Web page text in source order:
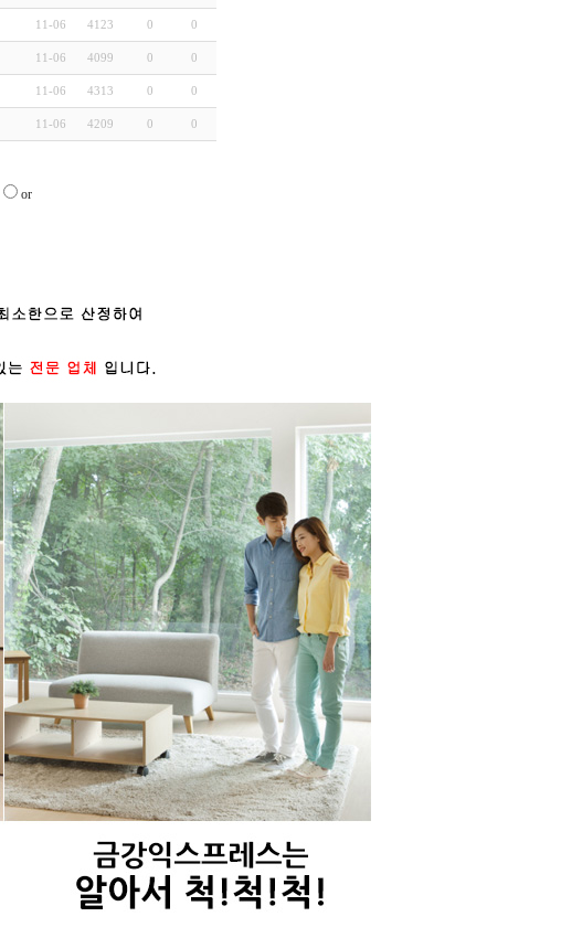
11-06 4123 0 0
11-06 4099 0 0
11-06 4313 0 0
11-06 4209 0 0
or